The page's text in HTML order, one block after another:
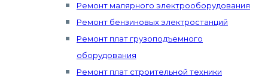
Ремонт малярного электрооборудования
Ремонт бензиновых электростанций
Ремонт плат грузоподъемного
оборудования
Ремонт плат строительной техники